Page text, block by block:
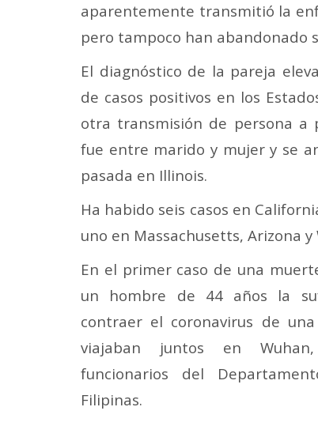
aparentemente transmitió la
pero tampoco han abandonado
El diagnóstico de la pareja
de casos positivos en los
otra transmisión de persona a
fue entre marido y mujer y se
pasada en Illinois.
Ha habido seis casos en
uno en Massachusetts, Arizona
En el primer caso de una
un hombre de 44 años la
contraer el coronavirus de
viajaban juntos en
funcionarios del
Filipinas.